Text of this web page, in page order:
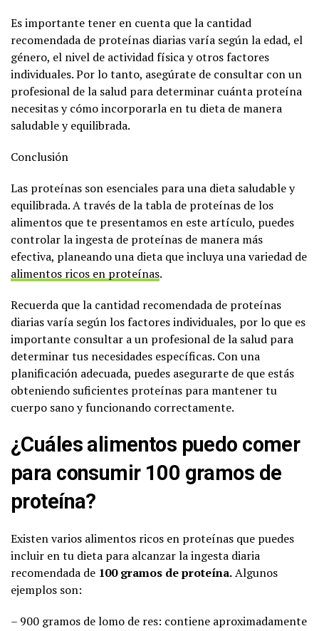
Es importante tener en cuenta que la cantidad
recomendada de proteínas diarias varía según la edad, el
género, el nivel de actividad física y otros factores
individuales. Por lo tanto, asegúrate de consultar con un
profesional de la salud para determinar cuánta proteína
necesitas y cómo incorporarla en tu dieta de manera
saludable y equilibrada.
Conclusión
Las proteínas son esenciales para una dieta saludable y
equilibrada. A través de la tabla de proteínas de los
alimentos que te presentamos en este artículo, puedes
controlar la ingesta de proteínas de manera más
efectiva, planeando una dieta que incluya una variedad de
alimentos ricos en proteínas.
Recuerda que la cantidad recomendada de proteínas
diarias varía según los factores individuales, por lo que es
importante consultar a un profesional de la salud para
determinar tus necesidades específicas. Con una
planificación adecuada, puedes asegurarte de que estás
obteniendo suficientes proteínas para mantener tu
cuerpo sano y funcionando correctamente.
¿Cuáles alimentos puedo comer
para consumir 100 gramos de
proteína?
Existen varios alimentos ricos en proteínas que puedes
incluir en tu dieta para alcanzar la ingesta diaria
recomendada de 100 gramos de proteína.Algunos
ejemplos son:
– 900 gramos de lomo de res: contiene aproximadamente